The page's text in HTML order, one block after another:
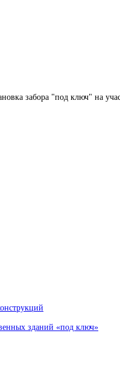
забора "под ключ" на
зданий «под ключ»